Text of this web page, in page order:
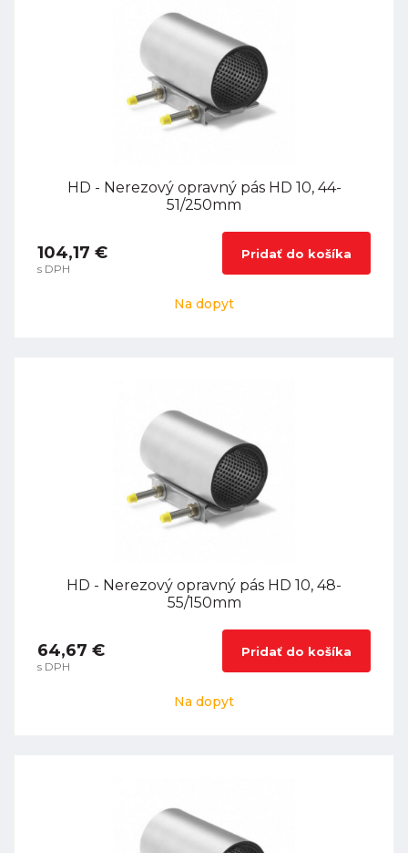
HD - Nerezový opravný pás HD 10, 44-
51/250mm
104,17 €
s DPH
Pridať do košíka
Na dopyt
HD - Nerezový opravný pás HD 10, 48-
55/150mm
64,67 €
s DPH
Pridať do košíka
Na dopyt